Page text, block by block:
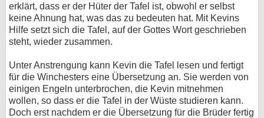
erklärt, dass er der Hüter der Tafel ist, obwohl er selbst
keine Ahnung hat, was das zu bedeuten hat. Mit Kevins
Hilfe setzt sich die Tafel, auf der Gottes Wort geschrieben
steht, wieder zusammen.
Unter Anstrengung kann Kevin die Tafel lesen und fertigt
für die Winchesters eine Übersetzung an. Sie werden von
einigen Engeln unterbrochen, die Kevin mitnehmen
wollen, so dass er die Tafel in der Wüste studieren kann.
Doch erst nachdem er die Übersetzung für die Brüder fertig